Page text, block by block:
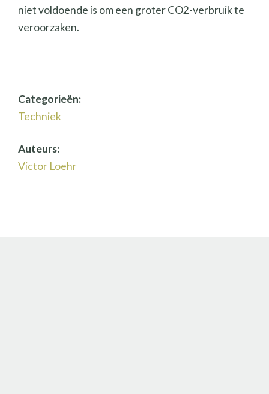
niet voldoende is om een groter CO2-verbruik te
veroorzaken.
Categorieën:
Techniek
Auteurs:
Victor Loehr